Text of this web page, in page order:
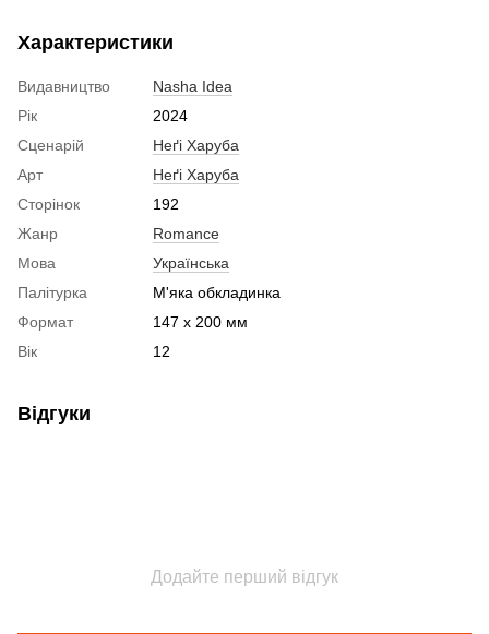
Характеристики
Видавництво
Nasha Idea
Рік
2024
Сценарій
Неґі Харуба
Арт
Неґі Харуба
Сторінок
192
Жанр
Romance
Мова
Українська
Палітурка
М'яка обкладинка
Формат
147 х 200 мм
Вік
12
Відгуки
Додайте перший відгук